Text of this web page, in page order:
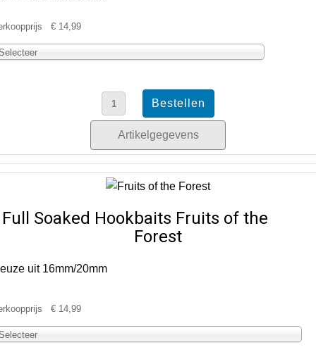
€ 14,99
Artikelgegevens
Full Soaked Hookbaits Fruits of the
Forest
uit 16mm/20mm
€ 14,99